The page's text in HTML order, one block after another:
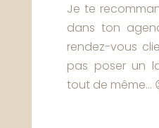
Je te
dans ton
rendez-vous
pas poser un
tout de même…